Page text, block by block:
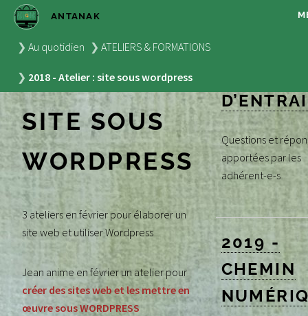
ANTANAK
Au quotidien ATELIERS & FORMATIONS
2018 - Atelier : site sous wordpress
2018 -
ATELIER :
SITE SOUS
WORDPRESS
3 ateliers en février pour élaborer un
site web et utiliser Wordpress
Jean anime en février un atelier pour
créer des sites web et les mettre en
œuvre sous WORDPRESS
Questions et
apportées par les
adhérent-e-s
2019 -
CHEMIN